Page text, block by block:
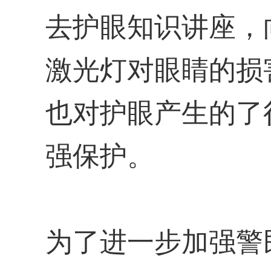
去护眼知识讲座
激光灯对眼睛的
也对护眼产生的
强保护。
为了进一步加强